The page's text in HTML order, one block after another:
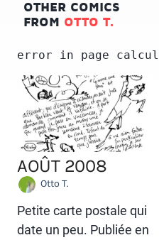
OTHER COMICS
FROM OTTO T.
error in page
AOÛT 2008
Otto T.
Petite carte postale qui
date un peu. Publiée en